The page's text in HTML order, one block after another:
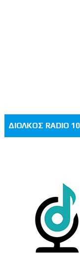
ΔΙΟΛΚΟΣ RADIO